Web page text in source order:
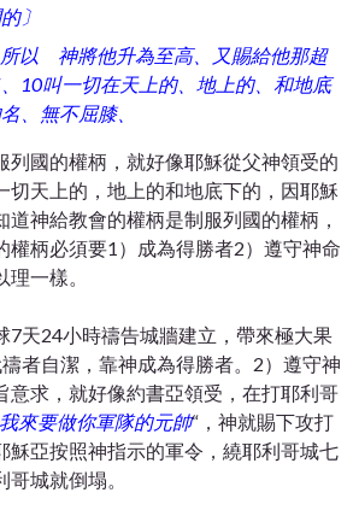
〕
所以 神將他升為至高、又賜給他那超
10叫一切在天上的、地上的、和地底
、無不屈膝、
列國的權柄，就好像耶穌從父神領受的
切天上的，地上的和地底下的，因耶穌
道神給教會的權柄是制服列國的權柄，
權柄必須要1）成為得勝者2）遵守神命
一樣。
7天24小時禱告城牆建立，帶來極大果
者自潔，靠神成為得勝者。2）遵守神
意求，就好像約書亞領受，在打耶利哥
我來要做你軍隊的元帥“，神就賜下攻打
穌亞按照神指示的軍令，繞耶利哥城七
城就倒塌。